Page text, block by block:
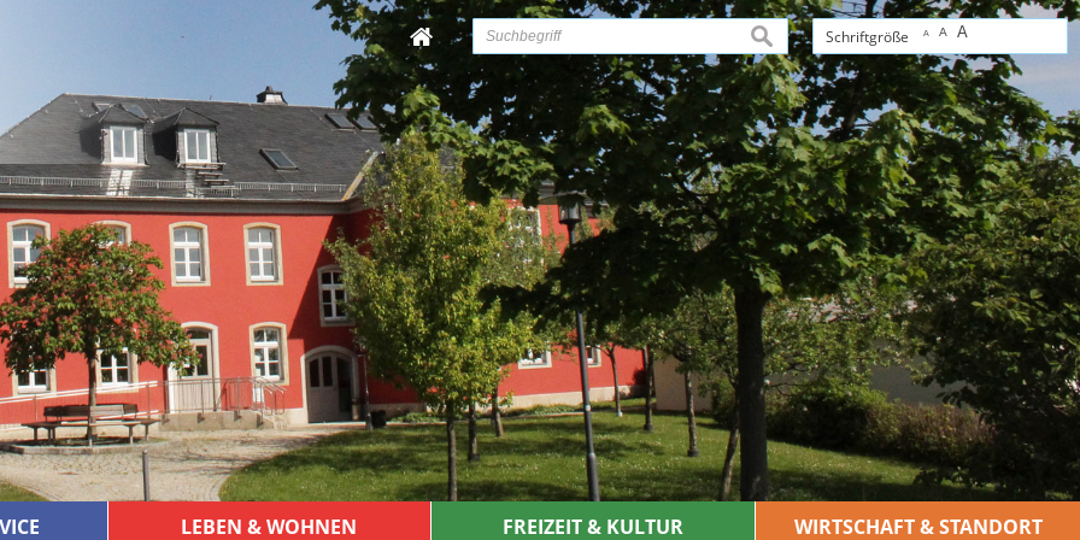
Schriftgröße A A A
suchen
LEBEN & WOHNEN FREIZEIT & KULTUR WIRTSCHAFT & STANDORT